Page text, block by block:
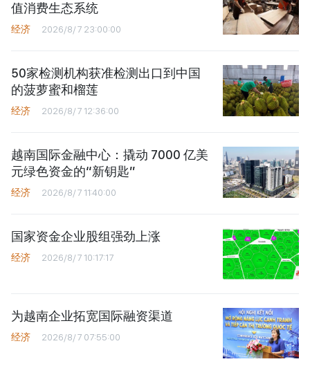
值消费生态系统
经济 2026/8/7 23:00:00
50家检测机构获准检测出口到中国
的菠萝蜜和榴莲
经济 2026/8/7 12:36:00
越南国际金融中心：撬动 7000 亿美
元绿色资金的“新钥匙”
经济 2026/8/7 11:40:00
国家资金企业股组强劲上涨
经济 2026/8/7 10:17:17
为越南企业拓宽国际融资渠道
经济 2026/8/7 07:55:00